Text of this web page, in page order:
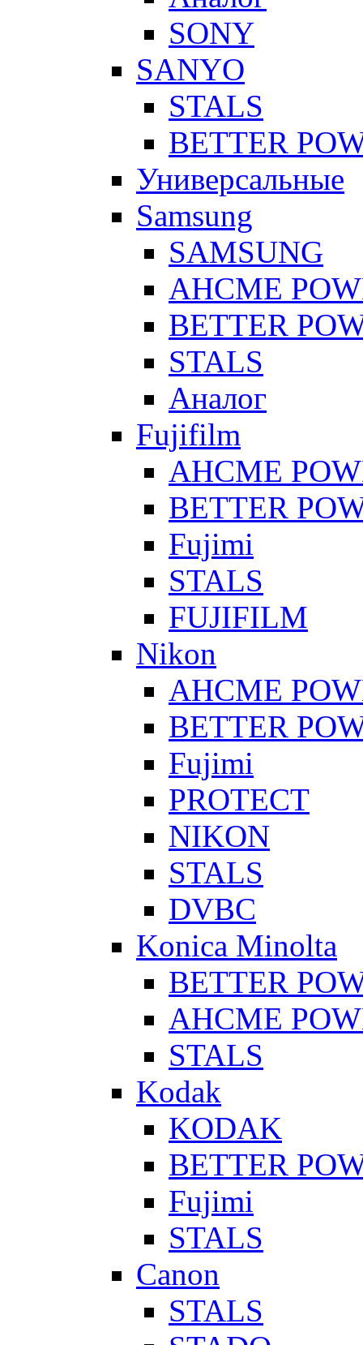
SONY
SANYO
STALS
BETTER
Универсальные
Samsung
SAMSUNG
AHCME
BETTER
STALS
Аналог
Fujifilm
AHCME
BETTER
Fujimi
STALS
FUJIFILM
Nikon
AHCME
BETTER
Fujimi
PROTECT
NIKON
STALS
DVBC
Konica Minolta
BETTER
AHCME
STALS
Kodak
KODAK
BETTER
Fujimi
STALS
Canon
STALS